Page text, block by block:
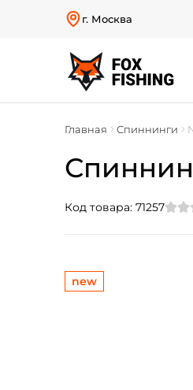
г. Москва
Главная Спиннинги
Код товара: 71257
new